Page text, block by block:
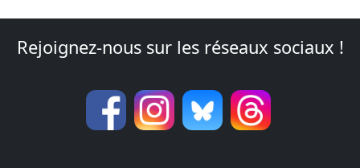
Rejoignez-nous sur les réseaux sociaux !